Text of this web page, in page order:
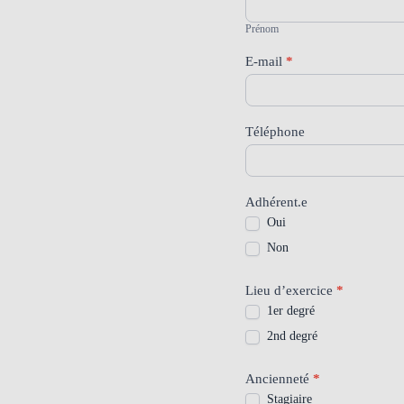
carrière
Prénom
E-mail *
Téléphone
Adhérent.e
Oui
Non
Lieu d’exercice *
1er degré
2nd degré
Ancienneté *
Stagiaire